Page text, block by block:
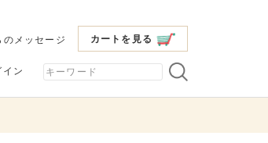
カートを見る
メッセージ
イン